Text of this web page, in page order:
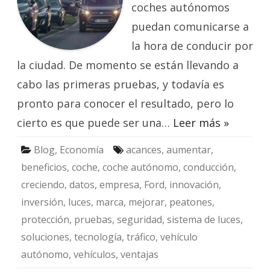
coches autónomos
puedan comunicarse a
la hora de conducir por
la ciudad. De momento se están llevando a
cabo las primeras pruebas, y todavía es
pronto para conocer el resultado, pero lo
cierto es que puede ser una… Leer más »
Blog, Economía acances, aumentar,
beneficios, coche, coche autónomo, conducción,
creciendo, datos, empresa, Ford, innovación,
inversión, luces, marca, mejorar, peatones,
protección, pruebas, seguridad, sistema de luces,
soluciones, tecnología, tráfico, vehículo
autónomo, vehículos, ventajas